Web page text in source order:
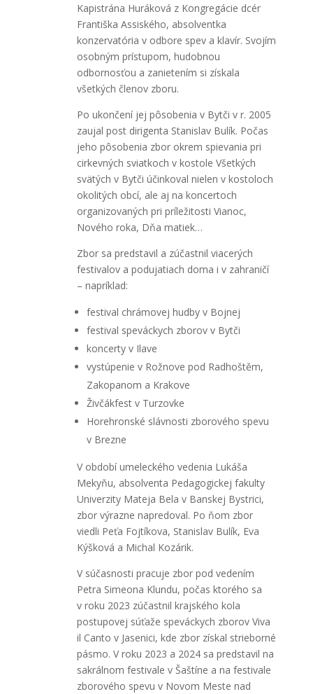
Kapistrána Huráková z Kongregácie dcér
Františka Assiského, absolventka
konzervatória v odbore spev a klavír. Svojím
osobným prístupom, hudobnou
odbornosťou a zanietením si získala
všetkých členov zboru.
Po ukončení jej pôsobenia v Bytči v r. 2005
zaujal post dirigenta Stanislav Bulík. Počas
jeho pôsobenia zbor okrem spievania pri
cirkevných sviatkoch v kostole Všetkých
svätých v Bytči účinkoval nielen v kostoloch
okolitých obcí, ale aj na koncertoch
organizovaných pri príležitosti Vianoc,
Nového roka, Dňa matiek…
Zbor sa predstavil a zúčastnil viacerých
festivalov a podujatiach doma i v zahraničí
– napríklad:
festival chrámovej hudby v Bojnej
festival speváckych zborov v Bytči
koncerty v Ilave
vystúpenie v Rožnove pod Radhoštěm,
Zakopanom a Krakove
Živčákfest v Turzovke
Horehronské slávnosti zborového spevu
v Brezne
V období umeleckého vedenia Lukáša
Mekyňu, absolventa Pedagogickej fakulty
Univerzity Mateja Bela v Banskej Bystrici,
zbor výrazne napredoval. Po ňom zbor
viedli Peťa Fojtíkova, Stanislav Bulík, Eva
Kýšková a Michal Kozárik.
V súčasnosti pracuje zbor pod vedením
Petra Simeona Klundu, počas ktorého sa
v roku 2023 zúčastnil krajského kola
postupovej súťaže speváckych zborov Viva
il Canto v Jasenici, kde zbor získal strieborné
pásmo. V roku 2023 a 2024 sa predstavil na
sakrálnom festivale v Šaštíne a na festivale
zborového spevu v Novom Meste nad